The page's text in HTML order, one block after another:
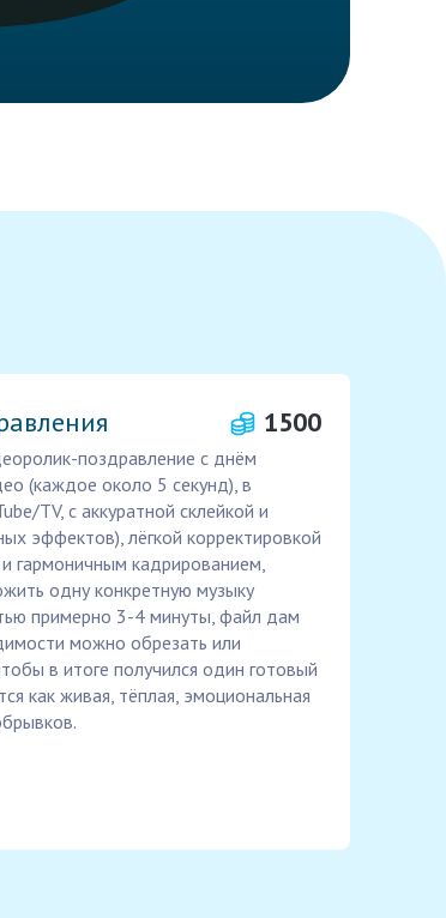
1500
поздравление с днём
(каждое около 5 секунд), в
TV, с аккуратной склейкой и
эффектов), лёгкой корректировкой
гармоничным кадрированием,
одну конкретную музыку
примерно 3-4 минуты, файл дам
можно обрезать или
в итоге получился один готовый
как живая, тёплая, эмоциональная